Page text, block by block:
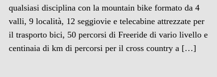
qualsiasi disciplina con la mountain bike formato da 4
valli, 9 località, 12 seggiovie e telecabine attrezzate per
il trasporto bici, 50 percorsi di Freeride di vario livello e
centinaia di km di percorsi per il cross country a […]